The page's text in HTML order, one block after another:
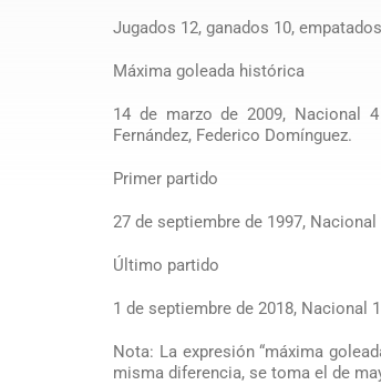
Jugados 12, ganados 10,
Máxima goleada histórica
14 de marzo de 2009, Nacional
Fernández, Federico Domínguez.
Primer partido
27 de septiembre de 1997,
Último partido
1 de septiembre de 2018, Nacional
Nota: La expresión “máxima
misma diferencia, se toma el de